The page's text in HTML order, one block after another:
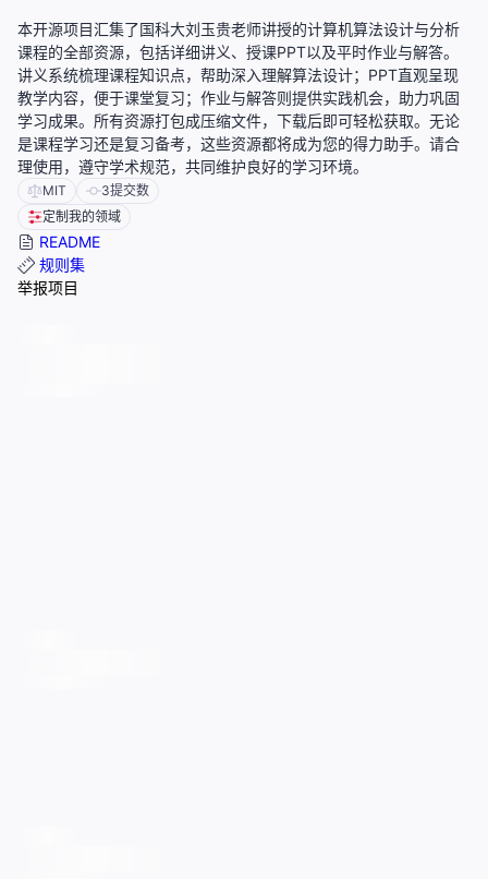
本开源项目汇集了国科大刘玉贵老师讲授的计算机算法设计与分析
课程的全部资源，包括详细讲义、授课PPT以及平时作业与解答。
讲义系统梳理课程知识点，帮助深入理解算法设计；PPT直观呈现
教学内容，便于课堂复习；作业与解答则提供实践机会，助力巩固
学习成果。所有资源打包成压缩文件，下载后即可轻松获取。无论
是课程学习还是复习备考，这些资源都将成为您的得力助手。请合
理使用，遵守学术规范，共同维护良好的学习环境。
MIT 3提交数
定制我的领域
README
规则集
举报项目